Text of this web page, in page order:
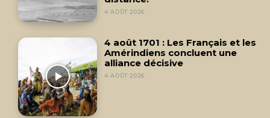
4 AOÛT 2026
4 août 1701 : Les Français et les
Amérindiens concluent une
alliance décisive
4 AOÛT 2026